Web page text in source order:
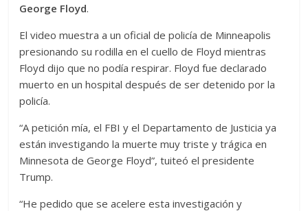
George Floyd.
El video muestra a un oficial de policía de Minneapolis
presionando su rodilla en el cuello de Floyd mientras
Floyd dijo que no podía respirar. Floyd fue declarado
muerto en un hospital después de ser detenido por la
policía.
“A petición mía, el FBI y el Departamento de Justicia ya
están investigando la muerte muy triste y trágica en
Minnesota de George Floyd”, tuiteó el presidente
Trump.
“He pedido que se acelere esta investigación y